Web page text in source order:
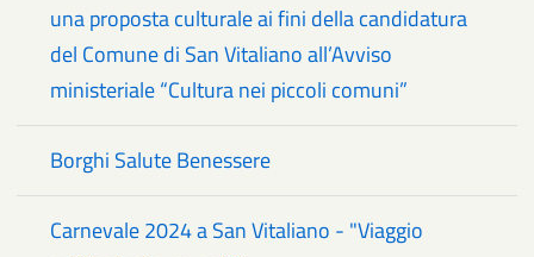
una proposta culturale ai fini della candidatura
del Comune di San Vitaliano all’Avviso
ministeriale “Cultura nei piccoli comuni”
Borghi Salute Benessere
Carnevale 2024 a San Vitaliano - "Viaggio